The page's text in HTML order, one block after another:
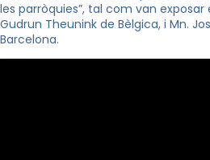
les parròquies”, tal com van exposar
Gudrun Theunink de Bèlgica, i Mn.
Barcelona.